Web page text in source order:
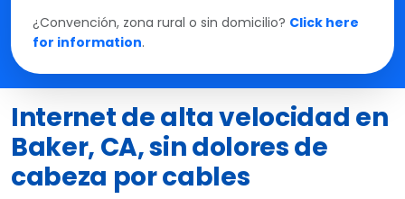
¿Convención, zona rural o sin domicilio? Click here
for information.
Internet de alta velocidad en
Baker, CA, sin dolores de
cabeza por cables